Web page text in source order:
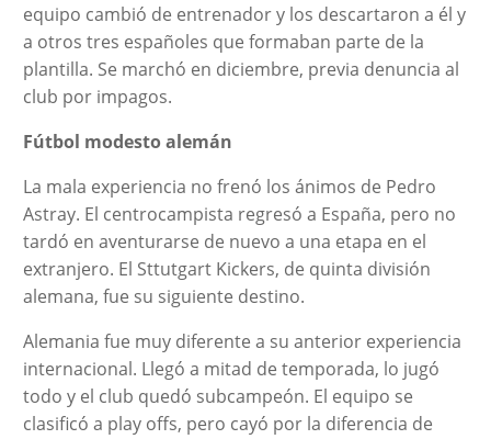
equipo cambió de entrenador y los descartaron a él y
a otros tres españoles que formaban parte de la
plantilla. Se marchó en diciembre, previa denuncia al
club por impagos.
Fútbol modesto alemán
La mala experiencia no frenó los ánimos de Pedro
Astray. El centrocampista regresó a España, pero no
tardó en aventurarse de nuevo a una etapa en el
extranjero. El Sttutgart Kickers, de quinta división
alemana, fue su siguiente destino.
Alemania fue muy diferente a su anterior experiencia
internacional. Llegó a mitad de temporada, lo jugó
todo y el club quedó subcampeón. El equipo se
clasificó a play offs, pero cayó por la diferencia de